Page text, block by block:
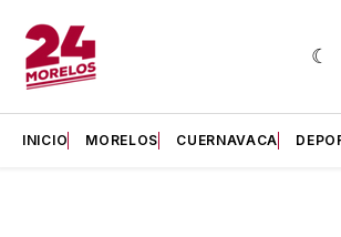
INICIO MORELOS CUERNAVACA